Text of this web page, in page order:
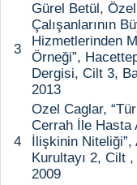
3
Gürel Betül,
Çalışanlarının
Hizmetlerinden
Örneği”,
Dergisi, Cilt 3,
2013
4
Ozel Caglar,
Cerrah İle Hasta
İlişkinin Niteliği”,
Kurultayı 2, Cilt
2009